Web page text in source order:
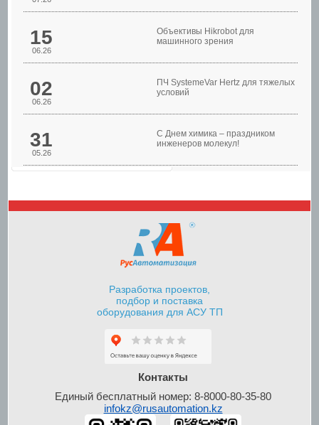
Шкафы управления
Шкафы контроля и
15
06.26
Объективы Hikrobot для
машинного зрения
02
06.26
ПЧ SystemeVar Hertz для тяжелых
условий
31
05.26
С Днем химика – праздником
инженеров молекул!
Разработка проектов,
подбор и поставка
оборудования для АСУ ТП
Контакты
Единый бесплатный номер: 8-8000-80-35-80
infokz@rusautomation.kz